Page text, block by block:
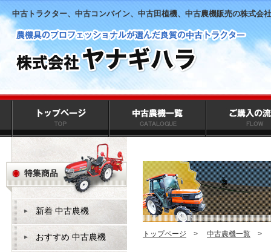
中古トラクター、中古コンバイン、中古田植機、中古農機販売の株式会
トップページ > 中古農機一覧 >
新着 中古農機
おすすめ 中古農機